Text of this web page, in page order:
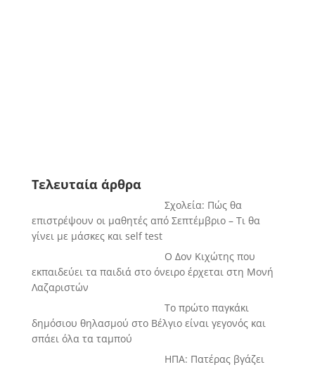
Τελευταία άρθρα
Σχολεία: Πώς θα
επιστρέψουν οι μαθητές από Σεπτέμβριο – Τι θα
γίνει με μάσκες και self test
Ο Δον Κιχώτης που
εκπαιδεύει τα παιδιά στο όνειρο έρχεται στη Μονή
Λαζαριστών
Το πρώτο παγκάκι
δημόσιου θηλασμού στο Βέλγιο είναι γεγονός και
σπάει όλα τα ταμπού
ΗΠΑ: Πατέρας βγάζει